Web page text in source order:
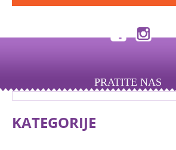
PRATITE NAS
KATEGORIJE